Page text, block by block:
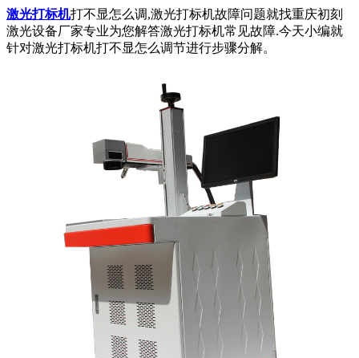
激光打标机打不显怎么调,激光打标机故障问题就找重庆初刻
激光设备厂家专业为您解答激光打标机常见故障.今天小编就
针对激光打标机打不显怎么调节进行步骤分解。